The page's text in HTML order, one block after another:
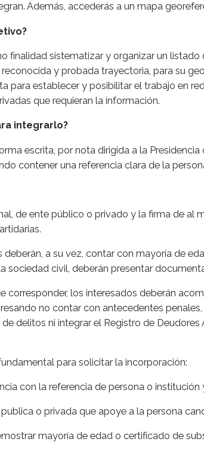
Además, accederás a un mapa
finalidad sistematizar y organizar un
y probada trayectoria, para su
para establecer y posibilitar el trabajo en
que requieran la información.
integrarlo?
escrita, por nota dirigida a la
contener una referencia clara de la
de ente público o privado y la firma de al
deberán, a su vez, contar con mayoría de
sociedad civil, deberán presentar
corresponder, los interesados deberán
no contar con antecedentes
delitos ni integrar el Registro de
para solicitar la incorporación:
con la referencia de persona o
o privada que apoye a la persona
mayoría de edad o certificado de